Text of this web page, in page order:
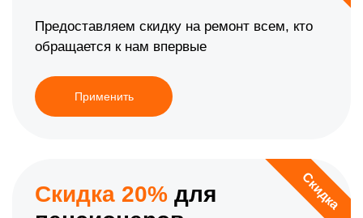
Предоставляем скидку на ремонт всем, кто
обращается к нам впервые
Применить
Скидка
Скидка 20% для